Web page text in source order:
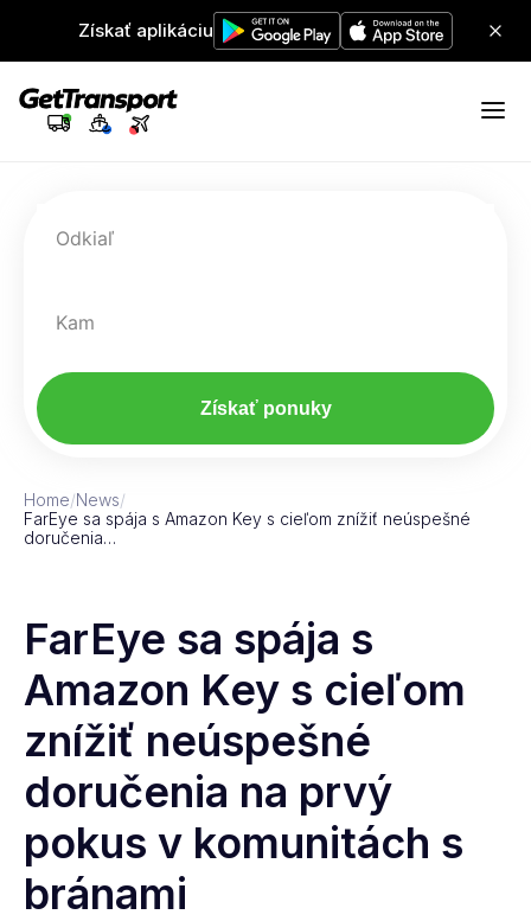
Získať aplikáciu
Odkiaľ
Kam
Získať ponuky
Home/News/
FarEye sa spája s Amazon Key s cieľom znížiť neúspešné
doručenia…
FarEye sa spája s
Amazon Key s cieľom
znížiť neúspešné
doručenia na prvý
pokus v komunitách s
bránami